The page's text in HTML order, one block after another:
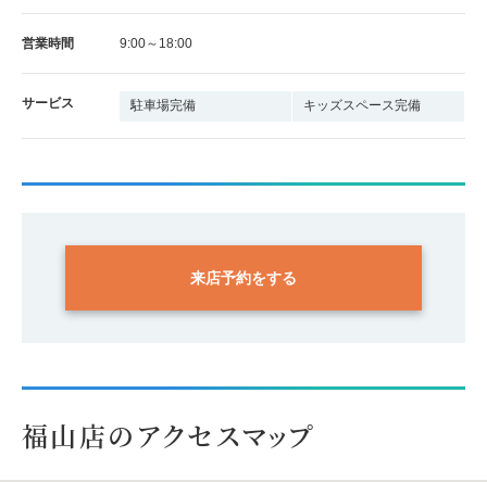
営業時間 9:00～18:00
サービス 駐車場完備 キッズスペース完備
来店予約をする
福山店のアクセスマップ